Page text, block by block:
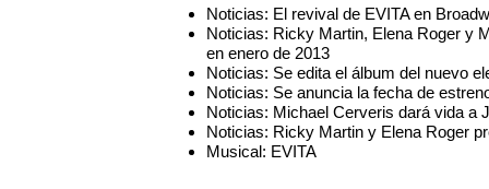
Noticias: El revival de EVITA en
Noticias: Ricky Martin, Elena Roger y
en enero de 2013
Noticias: Se edita el álbum del nuevo
Noticias: Se anuncia la fecha de
Noticias: Michael Cerveris dará vida a
Noticias: Ricky Martin y Elena Roger
Musical: EVITA